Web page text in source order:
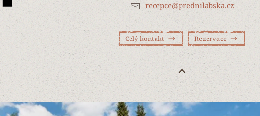
recepce@prednilabska.cz
Celý kontakt Rezervace